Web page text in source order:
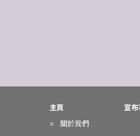
主頁
關於我們
宣